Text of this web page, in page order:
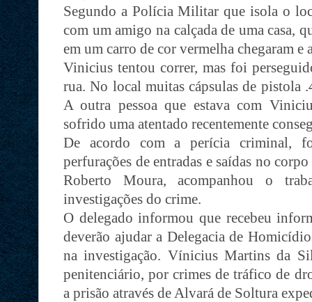
Segundo a Polícia Militar que isola o
com um amigo na calçada de uma casa,
em um carro de cor vermelha chegaram
Vinicius tentou correr, mas foi
rua. No local muitas cápsulas de pistola
A outra pessoa que estava com
sofrido uma atentado recentemente
De acordo com a perícia criminal,
perfurações de entradas e saídas no
Roberto Moura, acompanhou o
investigações do crime.
O delegado informou que recebeu
deverão ajudar a Delegacia de
na investigação. Vínicius Martins da
penitenciário, por crimes de tráfico de
a prisão através de Alvará de Soltura